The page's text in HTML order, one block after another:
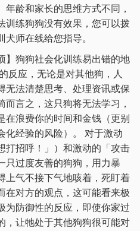
龄和家长的思维方式不同，
训练狗狗没有效果，您可以拨
师在线给您指导。
】狗狗社会化训练易出错的地
反应，无论是对其他狗，人
无法清楚思考、处理资讯或保
言之，这只狗将无法学习，
在浪费你的时间和金钱（更别
化经验的风险）。 对于激动
打招呼！」）和激动的「攻击
只过度友善的狗狗，用力暴
上气不接下气地咳着，死盯着
在对方的观点，这可能看来极
为防御性的反应，即使你家过
，让牠处于其他狗狗很可能对